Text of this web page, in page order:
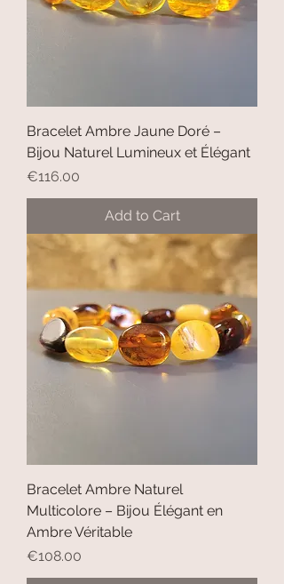
Bracelet Ambre Jaune Doré –
Bijou Naturel Lumineux et Élégant
Price
€116.00
Add to Cart
Bracelet Ambre Naturel
Multicolore – Bijou Élégant en
Ambre Véritable
Price
€108.00